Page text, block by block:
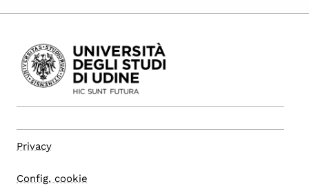
Privacy
Config. cookie